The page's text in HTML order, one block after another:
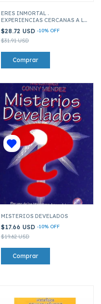
ERES INMORTAL .
EXPERIENCIAS CERCANAS A LA
ALLA
$28.72 USD -10% OFF
$31.91 USD
MISTERIOS DEVELADOS
$17.66 USD -10% OFF
$19.62 USD